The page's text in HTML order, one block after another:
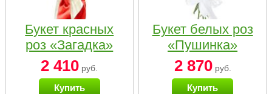
Букет красных
роз «Загадка»
2 410 руб.
Купить
Букет белых роз
«Пушинка»
2 870руб.
Купить